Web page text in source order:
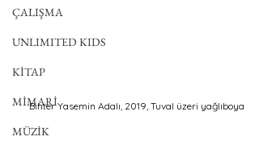
ÇALIŞMA
UNLIMITED KIDS
KİTAP
MİMARİ
MÜZİK
Bihter Yasemin Adalı, 2019, Tuval üzeri yağlıboya